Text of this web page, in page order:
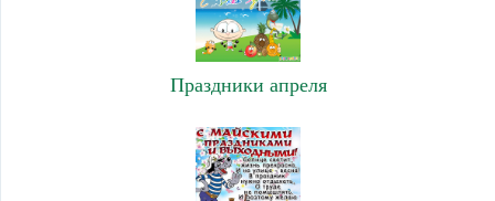
Праздники апреля